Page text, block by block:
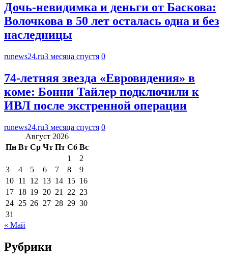
Дочь-невидимка и деньги от Баскова:
Волочкова в 50 лет осталась одна и без
наследницы
runews24.ru3 месяца спустя 0
74-летняя звезда «Евровидения» в
коме: Бонни Тайлер подключили к
ИВЛ после экстренной операции
runews24.ru3 месяца спустя 0
Август 2026
Пн Вт Ср Чт Пт Сб Вс
1
2
3
4 5 6 7 8
9
10 11 12 13 14 15 16
17 18 19 20 21 22 23
24 25 26 27 28 29 30
31
« Май
Рубрики